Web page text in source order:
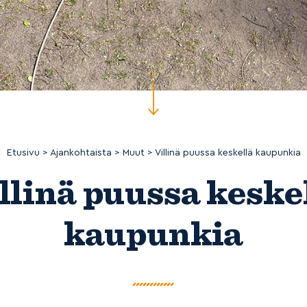
Etusivu > Ajankohtaista > Muut> Villinä puussa keskellä kaupunkia
puussa
kaupunkia